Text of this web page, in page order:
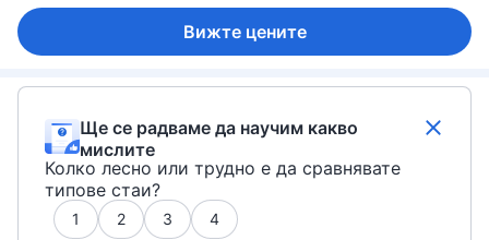
Вижте цените
Ще се радваме да научим какво
мислите
Колко лесно или трудно е да сравнявате
типове стаи?
1 2 3
4